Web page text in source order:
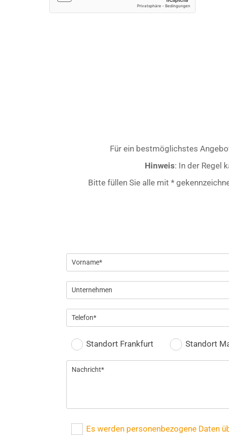
Für ein bestmöglichstes
Hinweis: In der Regel
Bitte füllen Sie alle mit *
Standort Frankfurt Standort
Es werden personenbezogene Daten